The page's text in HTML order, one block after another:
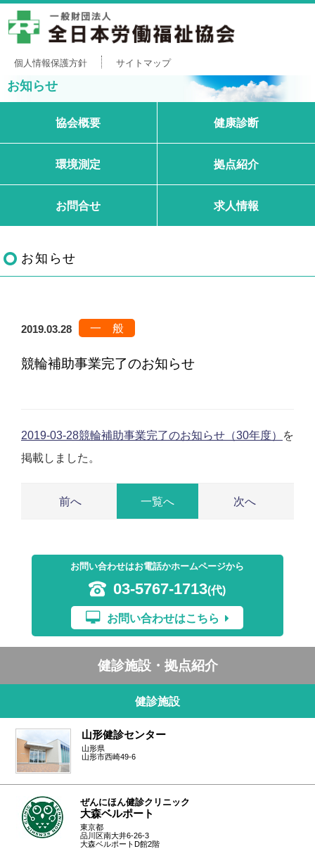
個人情報保護方針 サイトマップ
お知らせ
協会概要 健康診断
環境測定 拠点紹介
お問合せ 求人情報
お知らせ
2019.03.28 一 般
競輪補助事業完了のお知らせ
2019-03-28競輪補助事業完了のお知らせ（30年度）
を
掲載しました。
一覧へ
お問い合わせはお電話かホームページから
03-5767-1713(代)
お問い合わせはこちら
健診施設・拠点紹介
健診施設
山形健診センター
山形県
山形市西崎49-6
ぜんにほん健診クリニック
大森ベルポート
東京都
品川区南大井6-26-3
大森ベルポートD館2階